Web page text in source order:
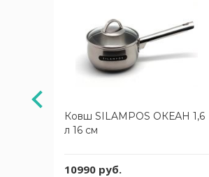
Ковш SILAMPOS ОКЕАН 1,6
л 16 см
10990 руб.